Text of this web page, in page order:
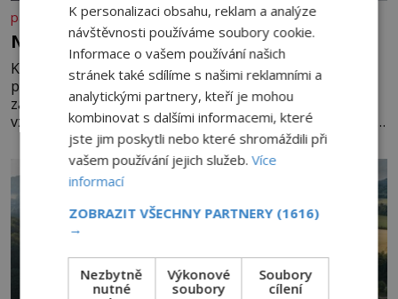
panidomu.cz
Nedovolte mozku stárnout
Každý, komu je přes 25 let, by měl pravidelně
procvičovat mozkové závity. V tomto období se totiž
začíná zhoršovat paměť. Možná máte problém
vzpomenout si na jméno kolegy z práce. Nebo marně v
paměti lovíte název knížky, kterou jste nedávno přečetli.
Je to opravdu tak, s věkem jako kdyby se paměť
rozhodla stávkovat. Cvičte
K personalizaci obsahu, reklam a analýze
návštěvnosti používáme soubory cookie.
Informace o vašem používání našich
stránek také sdílíme s našimi reklamními a
analytickými partnery, kteří je mohou
kombinovat s dalšími informacemi, které
jste jim poskytli nebo které shromáždili při
vašem používání jejich služeb.Více
informací
ZOBRAZIT VŠECHNY PARTNERY (1616)
→
Nezbytně
nutné
Výkonové
soubory
Soubory
cílení